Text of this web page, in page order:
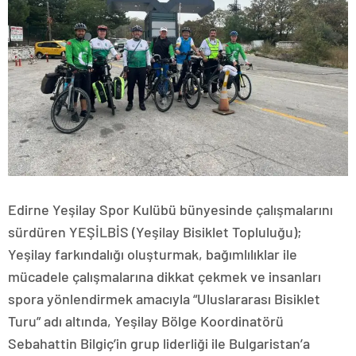
Edirne Yeşilay Spor Kulübü bünyesinde çalışmalarını
sürdüren YEŞİLBİS (Yeşilay Bisiklet Topluluğu);
Yeşilay farkındalığı oluşturmak, bağımlılıklar ile
mücadele çalışmalarına dikkat çekmek ve insanları
spora yönlendirmek amacıyla “Uluslararası Bisiklet
Turu” adı altında, Yeşilay Bölge Koordinatörü
Sebahattin Bilgiç’in grup liderliği ile Bulgaristan’a